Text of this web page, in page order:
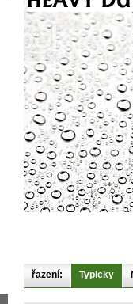
řazení: Typicky